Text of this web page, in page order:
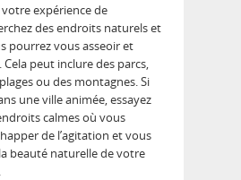
expérience de
des endroits naturels et
pourrez vous asseoir et
peut inclure des parcs,
ou des montagnes. Si
une ville animée, essayez
calmes où vous
de l’agitation et vous
beauté naturelle de votre